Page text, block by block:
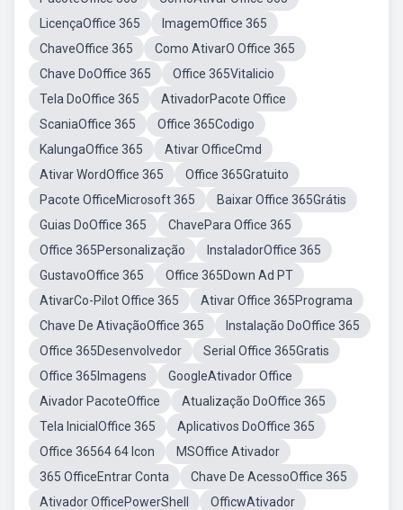
LicençaOffice 365
ImagemOffice 365
ChaveOffice 365
Como AtivarO Office 365
Chave DoOffice 365
Office 365Vitalicio
Tela DoOffice 365
AtivadorPacote Office
ScaniaOffice 365
Office 365Codigo
KalungaOffice 365
Ativar OfficeCmd
Ativar WordOffice 365
Office 365Gratuito
Pacote OfficeMicrosoft 365
Baixar Office 365Grátis
Guias DoOffice 365
ChavePara Office 365
Office 365Personalização
InstaladorOffice 365
GustavoOffice 365
Office 365Down Ad PT
AtivarCo-Pilot Office 365
Ativar Office 365Programa
Chave De AtivaçãoOffice 365
Instalação DoOffice 365
Office 365Desenvolvedor
Serial Office 365Gratis
Office 365Imagens
GoogleAtivador Office
Aivador PacoteOffice
Atualização DoOffice 365
Tela InicialOffice 365
Aplicativos DoOffice 365
Office 36564 64 Icon
MSOffice Ativador
365 OfficeEntrar Conta
Chave De AcessoOffice 365
Ativador OfficePowerShell
OfficwAtivador